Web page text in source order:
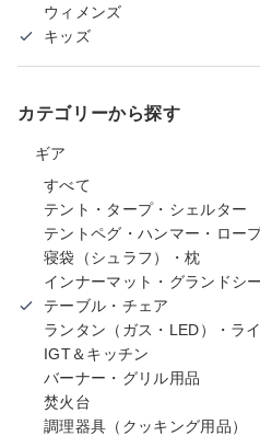
ウィメンズ
キッズ
カテゴリーから探す
ギア
すべて
テント・タープ・シェルター
テントペグ・ハンマー・ロー
寝袋（シュラフ）・枕
インナーマット・グランドシ
テーブル・チェア
ランタン（ガス・LED）・ラ
IGT＆キッチン
バーナー・グリル用品
焚火台
調理器具（クッキング用品）